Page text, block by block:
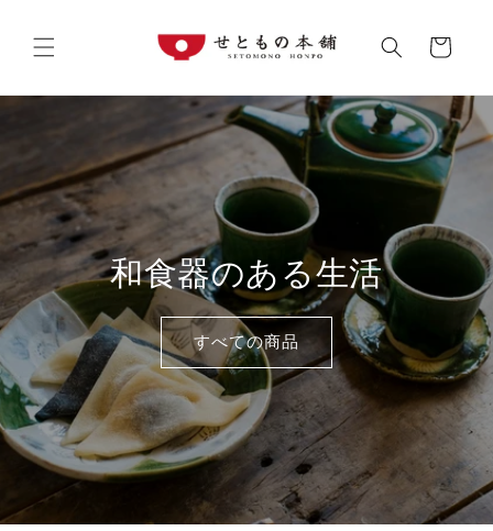
進む
ー
和食器のある生活
すべての商品